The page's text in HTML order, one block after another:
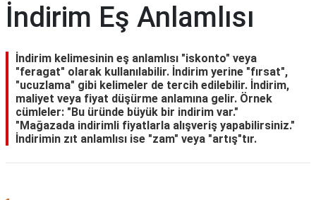
RÜYA
GEZİLECEK
YERLER
BLOG
İndirim Eş Anlamlısı
İndirim kelimesinin eş anlamlısı "iskonto" veya
"feragat" olarak kullanılabilir. İndirim yerine "fırsat",
"ucuzlama" gibi kelimeler de tercih edilebilir. İndirim,
maliyet veya fiyat düşürme anlamına gelir. Örnek
cümleler: "Bu üründe büyük bir indirim var."
"Mağazada indirimli fiyatlarla alışveriş yapabilirsiniz."
İndirimin zıt anlamlısı ise "zam" veya "artış"tır.